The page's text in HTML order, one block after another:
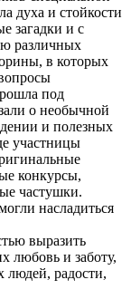
духа и стойкости
загадки и с
различных
в которых
под
о необычной
и полезных
участницы
конкурсы,
частушки.
насладиться
выразить
любовь и заботу,
людей, радости,